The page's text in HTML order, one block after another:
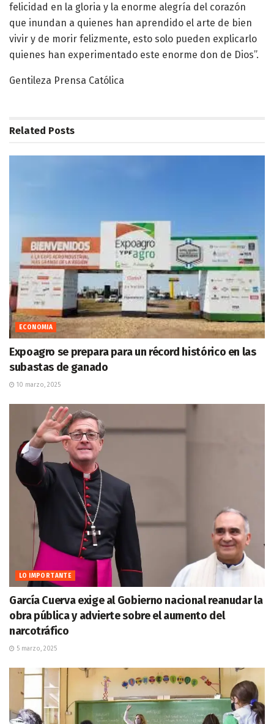
felicidad en la gloria y la enorme alegría del corazón
que inundan a quienes han aprendido el arte de bien
vivir y de morir felizmente, esto solo pueden explicarlo
quienes han experimentado este enorme don de Dios”.
Gentileza Prensa Católica
Related Posts
ECONOMIA
Expoagro se prepara para un récord histórico en las
subastas de ganado
10 marzo, 2025
LO IMPORTANTE
García Cuerva exige al Gobierno nacional reanudar la
obra pública y advierte sobre el aumento del
narcotráfico
5 marzo, 2025